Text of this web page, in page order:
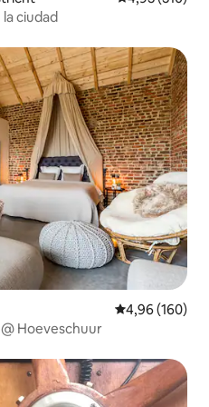
ciudad
Calificación
4,96 (160)
Hoeveschuur